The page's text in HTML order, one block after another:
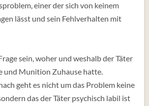
einer der sich von keinem
lässt und sein Fehlverhalten mit
sein, woher und weshalb der Täter
und Munition Zuhause hatte.
geht es nicht um das Problem keine
das der Täter psychisch labil ist